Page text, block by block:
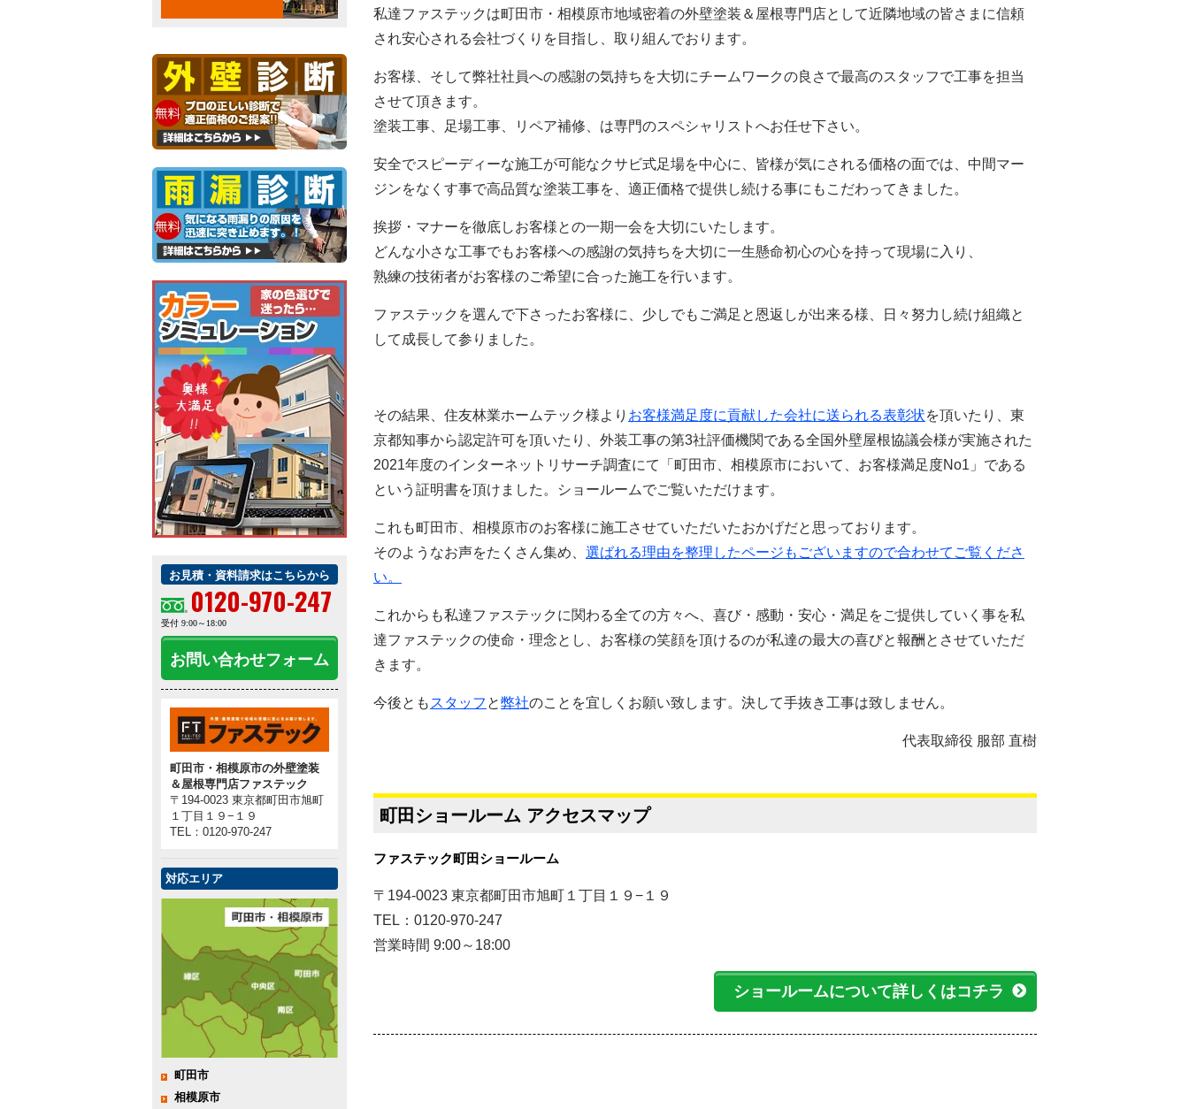
私達ファステックは町田市・相模原市地域密着の外壁塗装＆屋根専門店として近隣地域の皆さまに信頼
され安心される会社づくりを目指し、取り組んでおります。
お客様、そして弊社社員への感謝の気持ちを大切にチームワークの良さで最高のスタッフで工事を担当
させて頂きます。
塗装工事、足場工事、リペア補修、は専門のスペシャリストへお任せ下さい。
安全でスピーディーな施工が可能なクサビ式足場を中心に、皆様が気にされる価格の面では、中間マー
ジンをなくす事で高品質な塗装工事を、適正価格で提供し続ける事にもこだわってきました。
挨拶・マナーを徹底しお客様との一期一会を大切にいたします。
どんな小さな工事でもお客様への感謝の気持ちを大切に一生懸命初心の心を持って現場に入り、
熟練の技術者がお客様のご希望に合った施工を行います。
ファステックを選んで下さったお客様に、少しでもご満足と恩返しが出来る様、日々努力し続け組織と
して成長して参りました。
その結果、 住友林業ホームテック様より お客様満足度に貢献した会社に送られる表彰状を頂いたり、東
京都知事から認定許可を頂いたり、外装工事の第3社評価機関である全国外壁屋根協議会様が実施された
2021年度のインターネットリサーチ調査にて「町田市、相模原市において、お客様満足度No1」である
という証明書を頂けました。ショールームでご覧いただけます。
これも町田市、相模原市のお客様に施工させていただいたおかげだと思っております。
そのようなお声をたくさん集め、 選ばれる理由を整理したページもございますので合わせてご覧くださ
い。
これからも私達ファステックに関わる全ての方々へ、喜び・感動・安心・満足をご提供していく事を私
達ファステックの使命・理念とし、お客様の笑顔を頂けるのが私達の最大の喜びと報酬とさせていただ
きます。
今後とも スタッフ と弊社のことを宜しくお願い致します。決して手抜き工事は致しません。
代表取締役 服部 直樹
町田ショールーム アクセスマップ
ファステック町田ショールーム
〒194-0023 東京都町田市旭町１丁目１９−１９
TEL：0120-970-247
営業時間 9:00～18:00
ショールームについて詳しくはコチラ
お見積・資料請求はこちらから
0120-970-247
受付 9:00～18:00
お問い合わせフォーム
町田市・相模原市の外壁塗装
＆屋根専門店ファステック
〒194-0023 東京都町田市旭町
１丁目１９−１９
TEL： 0120-970-247
対応エリア
町田市
相模原市